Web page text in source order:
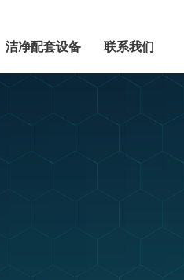
洁净配套设备 联系我们